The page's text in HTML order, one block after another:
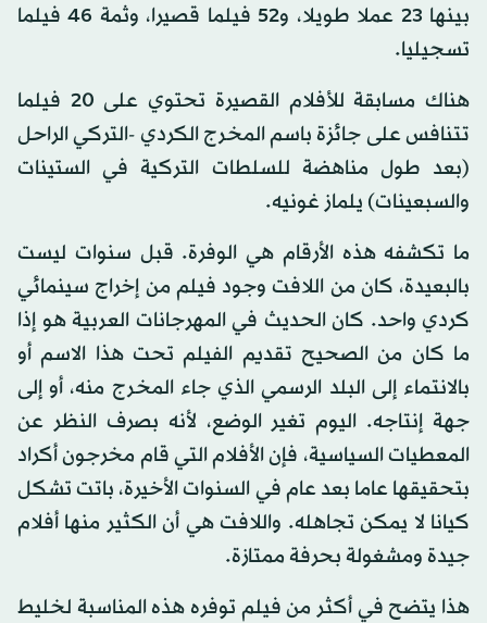
بينها 23 عملا طويلا، و52 فيلما قصيرا، وثمة 46 فيلما
تسجيليا.
هناك مسابقة للأفلام القصيرة تحتوي على 20 فيلما
تتنافس على جائزة باسم المخرج الكردي -التركي الراحل
(بعد طول مناهضة للسلطات التركية في الستينات
والسبعينات) يلماز غونيه.
ما تكشفه هذه الأرقام هي الوفرة. قبل سنوات ليست
بالبعيدة، كان من اللافت وجود فيلم من إخراج سينمائي
كردي واحد. كان الحديث في المهرجانات العربية هو إذا
ما كان من الصحيح تقديم الفيلم تحت هذا الاسم أو
بالانتماء إلى البلد الرسمي الذي جاء المخرج منه، أو إلى
جهة إنتاجه. اليوم تغير الوضع، لأنه بصرف النظر عن
المعطيات السياسية، فإن الأفلام التي قام مخرجون أكراد
بتحقيقها عاما بعد عام في السنوات الأخيرة، باتت تشكل
كيانا لا يمكن تجاهله. واللافت هي أن الكثير منها أفلام
جيدة ومشغولة بحرفة ممتازة.
هذا يتضح في أكثر من فيلم توفره هذه المناسبة لخليط